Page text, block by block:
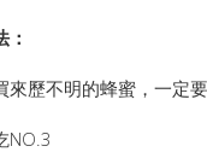
來歷不明的蜂蜜，一定
NO.3